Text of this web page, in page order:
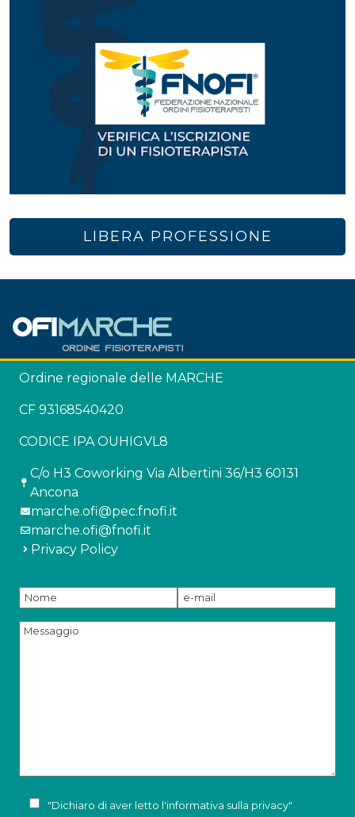
LIBERA PROFESSIONE
Ordine regionale delle MARCHE
CF 93168540420
CODICE IPA OUHIGVL8
C/o H3 Coworking Via Albertini 36/H3 60131
Ancona
marche.ofi@pec.fnofi.it
marche.ofi@fnofi.it
Privacy Policy
"Dichiaro di aver letto l'informativa sulla privacy"